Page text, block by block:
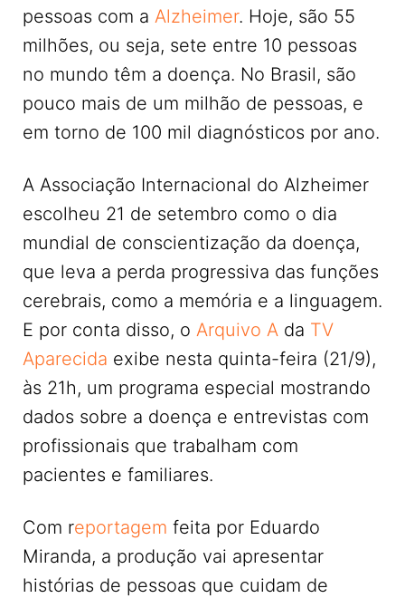
pessoas com a Alzheimer. Hoje, são 55
milhões, ou seja, sete entre 10 pessoas
no mundo têm a doença. No Brasil, são
pouco mais de um milhão de pessoas, e
em torno de 100 mil diagnósticos por ano.
A Associação Internacional do Alzheimer
escolheu 21 de setembro como o dia
mundial de conscientização da doença,
que leva a perda progressiva das funções
cerebrais, como a memória e a linguagem.
E por conta disso, o Arquivo A da TV
Aparecida exibe nesta quinta-feira (21/9),
às 21h, um programa especial mostrando
dados sobre a doença e entrevistas com
profissionais que trabalham com
pacientes e familiares.
Com reportagem feita por Eduardo
Miranda, a produção vai apresentar
histórias de pessoas que cuidam de